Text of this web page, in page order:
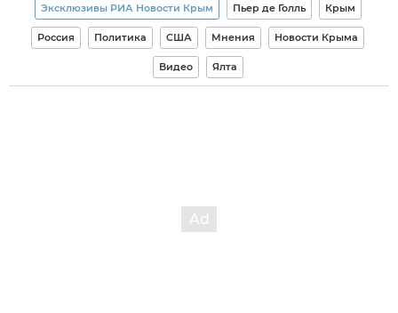
Эксклюзивы РИА Новости Крым Пьер де Голль Крым
Россия Политика США Мнения Новости Крыма
Видео Ялта